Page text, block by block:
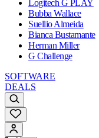
Logitech G PLAY
Bubba Wallace
Suellio Almeida
Bianca Bustamante
Herman Miller
G Challenge
SOFTWARE
DEALS